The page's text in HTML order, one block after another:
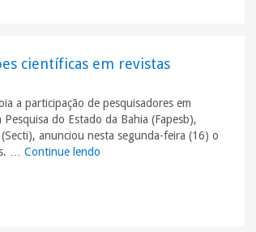
científicas em revistas
a participação de pesquisadores em
do Estado da Bahia (Fapesb),
anunciou nesta segunda-feira (16) o
…Continue lendo